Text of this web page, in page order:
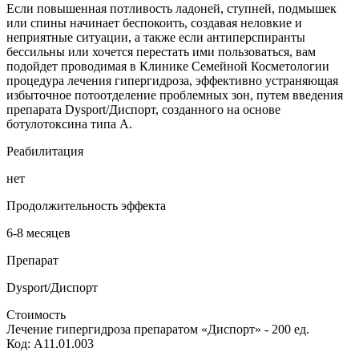
Если повышенная потливость ладоней, ступней, подмышек
или спины начинает беспокоить, создавая неловкие и
неприятные ситуации, а также если антиперспиранты
бессильны или хочется перестать ими пользоваться, вам
подойдет проводимая в Клинике Семейной Косметологии
процедура лечения гипергидроза, эффективно устраняющая
избыточное потоотделение проблемных зон, путем введения
препарата Dysport/Диспорт, созданного на основе
ботулотоксина типа А.
Реабилитация
нет
Продолжительность эффекта
6-8 месяцев
Препарат
Dysport/Диспорт
Стоимость
Лечение гипергидроза препаратом «Диспорт» - 200 ед.
Код: А11.01.003